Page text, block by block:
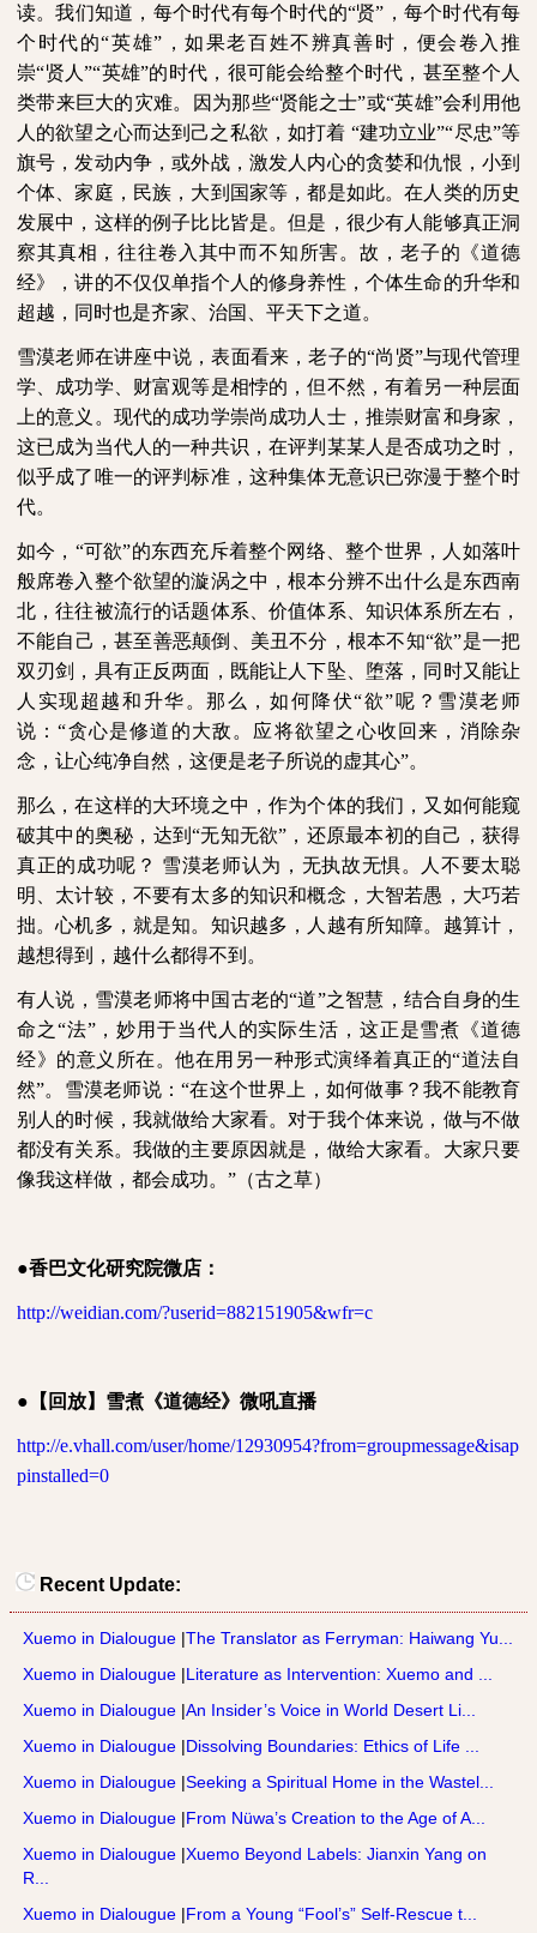
读。我们知道，每个时代有每个时代的“贤”，每个时代有每
个时代的“英雄”，如果老百姓不辨真善时，便会卷入推
崇“贤人”“英雄”的时代，很可能会给整个时代，甚至整个人
类带来巨大的灾难。因为那些“贤能之士”或“英雄”会利用他
人的欲望之心而达到己之私欲，如打着 “建功立业”“尽忠”等
旗号，发动内争，或外战，激发人内心的贪婪和仇恨，小到
个体、家庭，民族，大到国家等，都是如此。在人类的历史
发展中，这样的例子比比皆是。但是，很少有人能够真正洞
察其真相，往往卷入其中而不知所害。故，老子的《道德
经》，讲的不仅仅单指个人的修身养性，个体生命的升华和
超越，同时也是齐家、治国、平天下之道。
雪漠老师在讲座中说，表面看来，老子的“尚贤”与现代管理
学、成功学、财富观等是相悖的，但不然，有着另一种层面
上的意义。现代的成功学崇尚成功人士，推崇财富和身家，
这已成为当代人的一种共识，在评判某某人是否成功之时，
似乎成了唯一的评判标准，这种集体无意识已弥漫于整个时
代。
如今，“可欲”的东西充斥着整个网络、整个世界，人如落叶
般席卷入整个欲望的漩涡之中，根本分辨不出什么是东西南
北，往往被流行的话题体系、价值体系、知识体系所左右，
不能自己，甚至善恶颠倒、美丑不分，根本不知“欲”是一把
双刃剑，具有正反两面，既能让人下坠、堕落，同时又能让
人实现超越和升华。那么，如何降伏“欲”呢？雪漠老师
说：“贪心是修道的大敌。应将欲望之心收回来，消除杂
念，让心纯净自然，这便是老子所说的虚其心”。
那么，在这样的大环境之中，作为个体的我们，又如何能窥
破其中的奥秘，达到“无知无欲”，还原最本初的自己，获得
真正的成功呢？ 雪漠老师认为，无执故无惧。人不要太聪
明、太计较，不要有太多的知识和概念，大智若愚，大巧若
拙。心机多，就是知。知识越多，人越有所知障。越算计，
越想得到，越什么都得不到。
有人说，雪漠老师将中国古老的“道”之智慧，结合自身的生
命之“法”，妙用于当代人的实际生活，这正是雪煮《道德
经》的意义所在。他在用另一种形式演绎着真正的“道法自
然”。雪漠老师说：“在这个世界上，如何做事？我不能教育
别人的时候，我就做给大家看。对于我个体来说，做与不做
都没有关系。我做的主要原因就是，做给大家看。大家只要
像我这样做，都会成功。”（古之草）
●香巴文化研究院微店：
http://weidian.com/?userid=882151905&wfr=c
● 【回放】雪煮《道德经》微吼直播
http://e.vhall.com/user/home/12930954?from=groupmessage&isap
pinstalled=0
Recent Update:
Xuemo in Dialougue |The Translator as Ferryman: Haiwang Yu...
Xuemo in Dialougue |Literature as Intervention: Xuemo and ...
Xuemo in Dialougue |An Insider’s Voice in World Desert Li...
Xuemo in Dialougue |Dissolving Boundaries: Ethics of Life ...
Xuemo in Dialougue |Seeking a Spiritual Home in the Wastel...
Xuemo in Dialougue |From Nüwa’s Creation to the Age of A...
Xuemo in Dialougue |Xuemo Beyond Labels: Jianxin Yang on
R...
Xuemo in Dialougue |From a Young “Fool’s” Self-Rescue t...